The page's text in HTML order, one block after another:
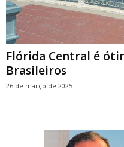
Flórida Central é
Brasileiros
26 de março de 2025